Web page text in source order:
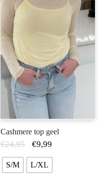
Cashmere top geel
€24,95 €9,99
S/M L/XL